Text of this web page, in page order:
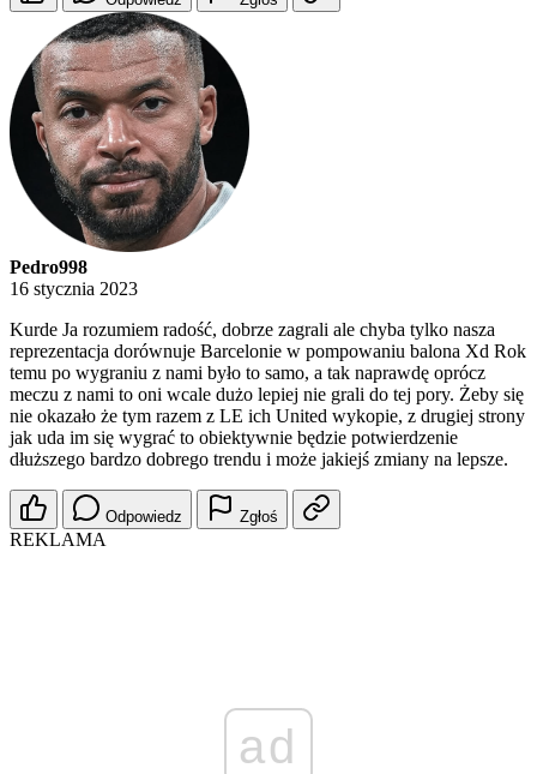
Pedro998
16 stycznia 2023
Kurde Ja rozumiem radość, dobrze zagrali ale chyba tylko nasza
reprezentacja dorównuje Barcelonie w pompowaniu balona Xd Rok
temu po wygraniu z nami było to samo, a tak naprawdę oprócz
meczu z nami to oni wcale dużo lepiej nie grali do tej pory. Żeby się
nie okazało że tym razem z LE ich United wykopie, z drugiej strony
jak uda im się wygrać to obiektywnie będzie potwierdzenie
dłuższego bardzo dobrego trendu i może jakiejś zmiany na lepsze.
Odpowiedz Zgłoś
REKLAMA
ad